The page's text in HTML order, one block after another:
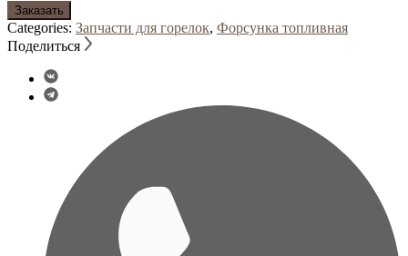
Заказать
Categories: Запчасти для горелок, Форсунка топливная
Поделиться